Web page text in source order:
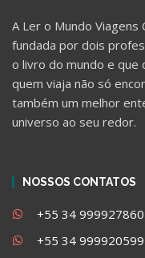
A Ler o Mundo Viagens
fundada por dois
o livro do mundo e que
quem viaja não só
também um melhor
universo ao seu redor.
NOSSOS CONTATOS
+55 34
+55 34